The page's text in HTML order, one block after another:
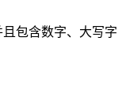
包含数字、大写字